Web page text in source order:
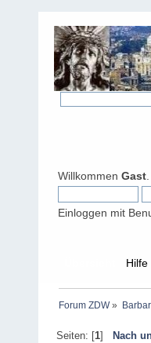
Willkommen Gast
Einloggen mit
Hilfe
Forum ZDW»
Seiten: [1] Nach